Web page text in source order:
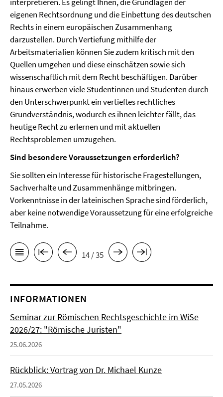
eigenen Rechtsordnung und die Einbettung des deutschen
Rechts in einem europäischen Zusammenhang
darzustellen. Durch Vertiefung mithilfe der
Arbeitsmaterialien können Sie zudem kritisch mit den
Quellen umgehen und diese einschätzen sowie sich
wissenschaftlich mit dem Recht beschäftigen. Darüber
hinaus erwerben viele Studentinnen und Studenten durch
den Unterschwerpunkt ein vertieftes rechtliches
Grundverständnis, wodurch es ihnen leichter fällt, das
heutige Recht zu erlernen und mit aktuellen
Rechtsproblemen umzugehen.
Sind besondere Voraussetzungen erforderlich?
Sie sollten ein Interesse für historische Fragestellungen,
Sachverhalte und Zusammenhänge mitbringen.
Vorkenntnisse in der lateinischen Sprache sind förderlich,
aber keine notwendige Voraussetzung für eine erfolgreiche
Teilnahme.
14 / 35
INFORMATIONEN
Seminar zur Römischen Rechtsgeschichte im WiSe
2026/27: "Römische Juristen"
25.06.2026
Rückblick: Vortrag von Dr. Michael Kunze
27.05.2026